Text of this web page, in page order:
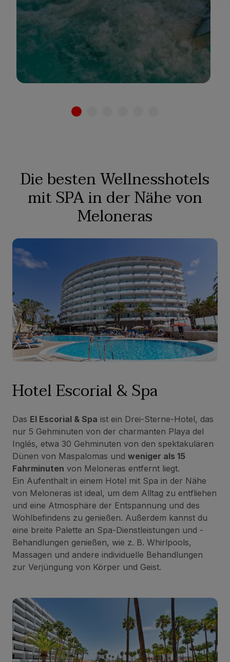
Siehe hotel
Die besten Wellnesshotels
mit SPA in der Nähe von
Meloneras
Hotel Escorial & Spa
Das El Escorial & Spa ist ein Drei-Sterne-Hotel, das
nur 5 Gehminuten von der charmanten Playa del
Inglés, etwa 30 Gehminuten von den spektakulären
Dünen von Maspalomas und weniger als 15
Fahrminuten von Meloneras entfernt liegt.
Ein Aufenthalt in einem Hotel mit Spa in der Nähe
von Meloneras ist ideal, um dem Alltag zu entfliehen
und eine Atmosphäre der Entspannung und des
Wohlbefindens zu genießen. Außerdem kannst du
eine breite Palette an Spa-Dienstleistungen und -
Behandlungen genießen, wie z. B. Whirlpools,
Massagen und andere individuelle Behandlungen
zur Verjüngung von Körper und Geist.